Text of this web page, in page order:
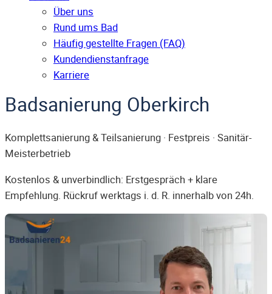
Über uns
Rund ums Bad
Häufig gestellte Fragen (FAQ)
Kunden­dienst­anfrage
Karriere
Badsanierung Oberkirch
Komplettsanierung & Teilsanierung · Festpreis · Sanitär-
Meisterbetrieb
Kostenlos & unverbindlich: Erstgespräch + klare
Empfehlung. Rückruf werktags i. d. R. innerhalb von 24h.